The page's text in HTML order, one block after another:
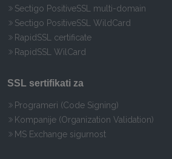
Sectigo PositiveSSL multi-domain
Sectigo PositiveSSL WildCard
RapidSSL certificate
RapidSSL WilCard
SSL sertifikati za
Programeri (Code Signing)
Kompanije (Organization Validation)
MS Exchange sigurnost